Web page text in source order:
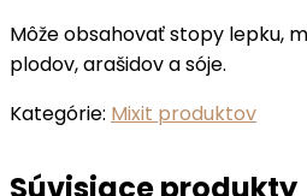
Môže obsahovať stopy lepku,
plodov, arašidov a sóje.
Kategórie: Mixit produktov
Súvisiace produkty